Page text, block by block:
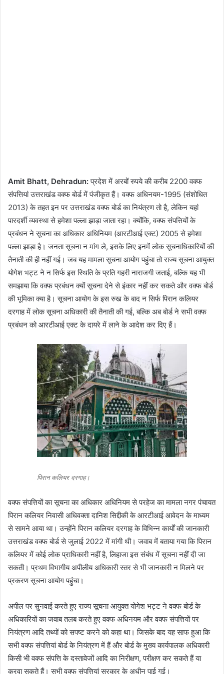
Amit Bhatt, Dehradun:प्रदेश में अरबों रुपये की करीब 2200 वक्फ
संपत्तियां उत्तराखंड वक्फ बोर्ड में पंजीकृत हैं। वक्फ अधिनयम-1995 (संशोधित
2013) के तहत इन पर उत्तराखंड वक्फ बोर्ड का नियंत्रण तो है, लेकिन यहां
पारदर्शी व्यवस्था से हमेशा पल्ला झाड़ा जाता रहा। क्योंकि, वक्फ संपत्तियों के
प्रबंधन ने सूचना का अधिकार अधिनियम (आरटीआई एक्ट) 2005 से हमेशा
पल्ला झाड़ा है। जनता सूचना न मांग ले, इसके लिए इनमें लोक सूचनाधिकारियों की
तैनाती की ही नहीं गई। जब यह मामला सूचना आयोग पहुंचा तो राज्य सूचना आयुक्त
योगेश भट्ट ने न सिर्फ इस स्थिति के प्रति गहरी नाराजगी जताई, बल्कि यह भी
समझाया कि वक्फ प्रबंधन क्यों सूचना देने से इंकार नहीं कर सकते और वक्फ बोर्ड
की भूमिका क्या है। सूचना आयोग के इस रुख के बाद न सिर्फ पिरान कलियर
दरगाह में लोक सूचना अधिकारी की तैनाती की गई, बल्कि अब बोर्ड ने सभी वक्फ
प्रबंधन को आरटीआई एक्ट के दायरे में लाने के आदेश कर दिए हैं।
पिरान कलियर दरगाह।
वक्फ संपत्तियों का सूचना का अधिकार अधिनियम से परहेज का मामला नगर पंचायत
पिरान कलियर निवासी अधिवक्ता दानिश सिद्दीकी के आरटीआई आवेदन के माध्यम
से सामने आया था। उन्होंने पिरान कलियर दरगाह के विभिन्न कार्यों की जानकारी
उत्तराखंड वक्फ बोर्ड से जुलाई 2022 में मांगी थी। जवाब में बताया गया कि पिरान
कलियर में कोई लोक प्राधिकारी नहीं है, लिहाजा इस संबंध में सूचना नहीं दी जा
सकती। प्रथम विभागीय अपीलीय अधिकारी स्तर से भी जानकारी न मिलने पर
प्रकरण सूचना आयोग पहुंचा।
अपील पर सुनवाई करते हुए राज्य सूचना आयुक्त योगेश भट्ट ने वक्फ बोर्ड के
अधिकारियों का जवाब तलब करते हुए वक्फ अधिनयम और वक्फ संपत्तियों पर
नियंत्रण आदि तथ्यों को सपष्ट करने को कहा था। जिसके बाद यह साफ हुआ कि
सभी वक्फ संपत्तियां बोर्ड के नियंत्रण में हैं और बोर्ड के मुख्य कार्यपालक अधिकारी
किसी भी वक्फ संपत्ति के दस्तावेजों आदि का निरीक्षण, परीक्षण कर सकते हैं या
करवा सकते हैं। सभी वक्फ संपत्तियां सरकार के अधीन पाई गई।